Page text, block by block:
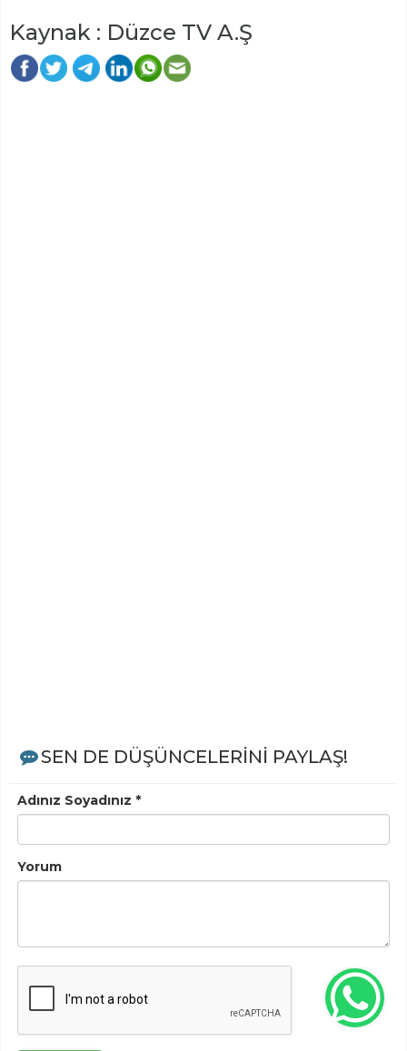
Kaynak : Düzce TV A.Ş
SEN DE DÜŞÜNCELERİNİ PAYLAŞ!
Adınız Soyadınız *
Yorum